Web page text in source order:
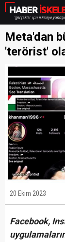
Meta'dan
'terörist'
20 Ekim 2023
Facebook,